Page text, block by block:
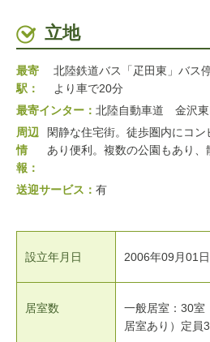
立地
最寄
駅：
北陸鉄道バス「疋田東」バス
より車で20分
最寄インター： 北陸自動車道 金沢東
周辺
情
報：
閑静な住宅街。徒歩圏内にコ
あり便利。複数の公園もあり、
送迎サービス： 有
設立年月日 2006年09月01日
居室数
一般居室：30室
居室あり）定員